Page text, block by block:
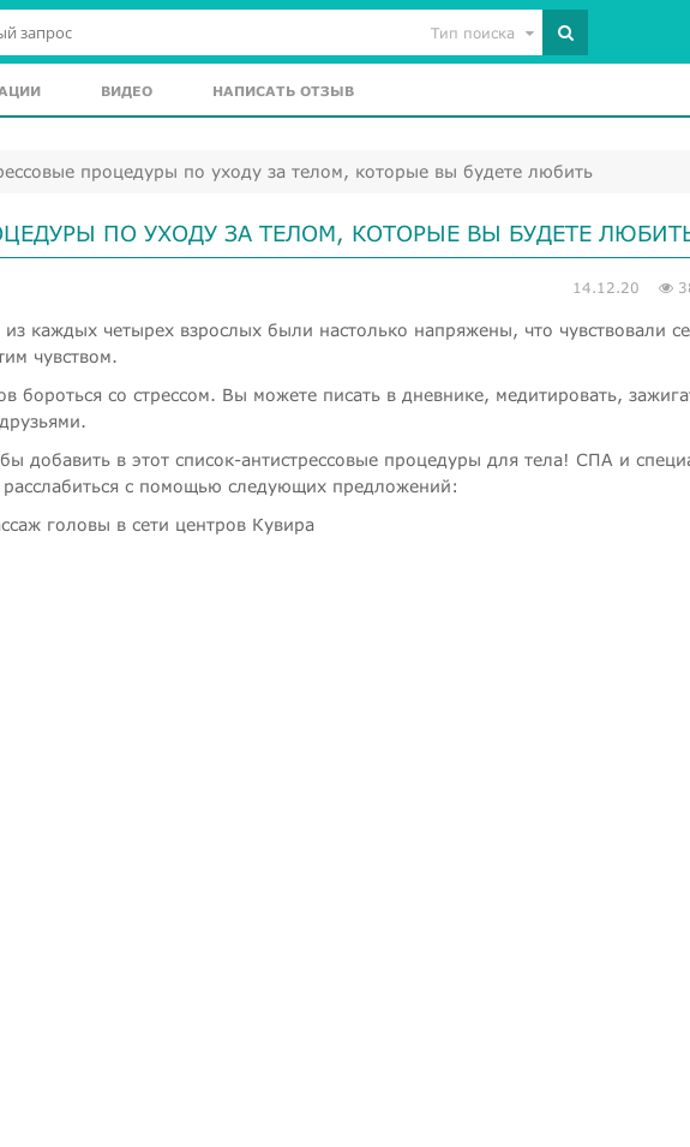
Тип поиска
ВИДЕО НАПИСАТЬ ОТЗЫВ
процедуры по уходу за телом, которые вы будете любить
ПО УХОДУ ЗА ТЕЛОМ, КОТОРЫЕ ВЫ БУДЕТЕ
14.12.20
каждых четырех взрослых были настолько напряжены, что чувствовали
чувством.
бороться со стрессом. Вы можете писать в дневнике, медитировать,
добавить в этот список-антистрессовые процедуры для тела! СПА и
с помощью следующих предложений: